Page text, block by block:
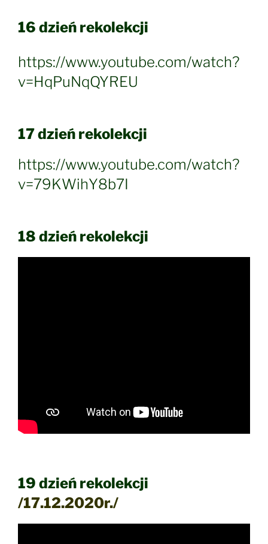
16 dzień rekolekcji
https://www.youtube.com/watch?
v=HqPuNqQYREU
17 dzień rekolekcji
https://www.youtube.com/watch?
v=79KWihY8b7I
18 dzień rekolekcji
19 dzień rekolekcji
/17.12.2020r./